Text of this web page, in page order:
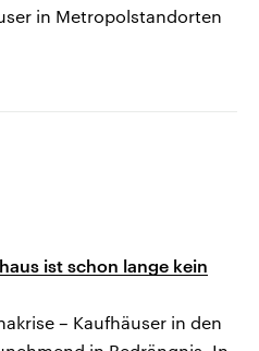
in Metropolstandorten
ist schon lange kein
– Kaufhäuser in den